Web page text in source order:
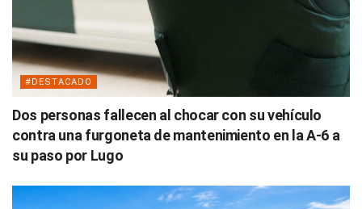
#DESTACADO
Dos personas fallecen al chocar con su vehículo
contra una furgoneta de mantenimiento en la A-6 a
su paso por Lugo